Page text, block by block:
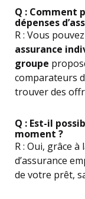
Q : Comment
dépenses
R : Vous
assurance
groupe
comparateurs
trouver des
Q : Est-il
moment ?
R : Oui, grâce à
d’assurance
de votre prêt,